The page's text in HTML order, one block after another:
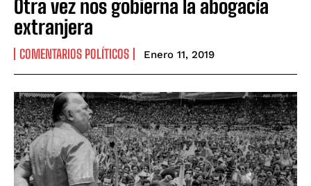
Otra vez nos gobierna la abogacía
extranjera
COMENTARIOS POLÍTICOS Enero 11, 2019